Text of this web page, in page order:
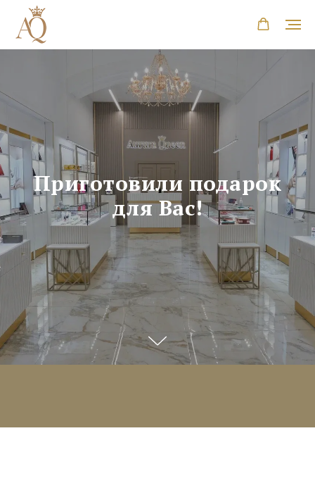
Приготовили подарок
для Вас!